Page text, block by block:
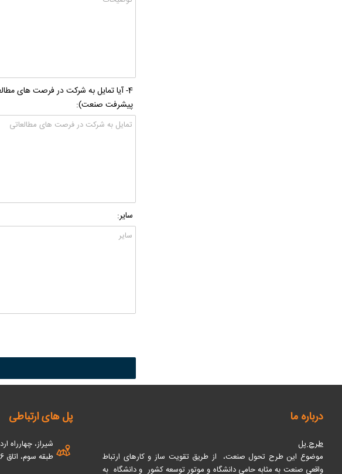
4- آیا تمایل به شرکت در فرصت های
پیشرفت صنعت):
سایر:
درباره ما
طرح پل
موضوع این طرح تحول صنعت، از طریق تقویت ساز و کارهای ارتباط
واقعی صنعت به مثابه حامی دانشگاه و موتور توسعه کشور و دانشگاه به
پل های ارتباطی
طبقه سوم، اتاق 316، دبیرخانه پل